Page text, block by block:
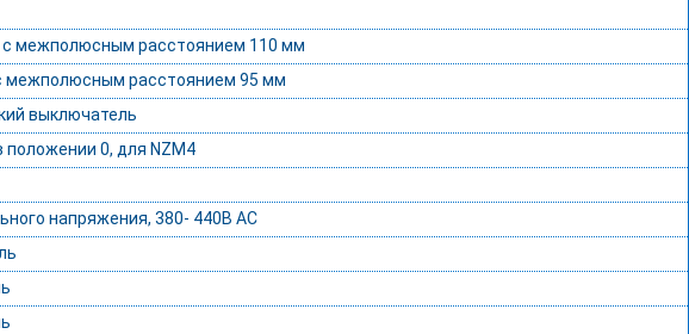
с межполюсным расстоянием 110 мм
межполюсным расстоянием 95 мм
выключатель
положении 0, для NZM4
напряжения, 380- 440В AC